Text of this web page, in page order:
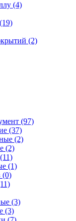
(4)
(2)
(97)
(37)
(2)
(2)
(1)
(0)
(3)
(3)